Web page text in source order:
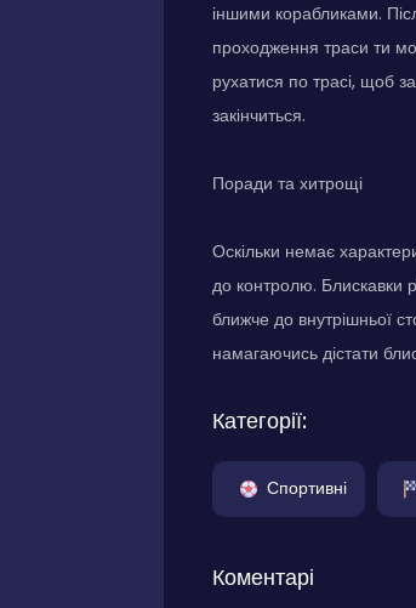
іншими корабликами.
проходження траси ти
рухатися по трасі, щоб
закінчиться.
Поради та хитрощі
Оскільки немає
до контролю. Блискавки
ближче до внутрішньої
намагаючись дістати
Категорії:
Спортивні
Коментарі